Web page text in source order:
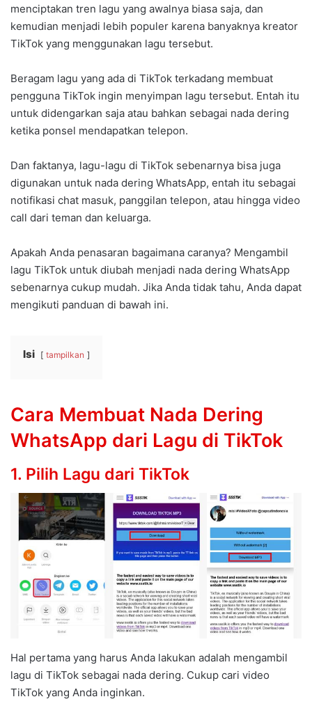
menciptakan tren lagu yang awalnya biasa saja, dan
kemudian menjadi lebih populer karena banyaknya kreator
TikTok yang menggunakan lagu tersebut.
Beragam lagu yang ada di TikTok terkadang membuat
pengguna TikTok ingin menyimpan lagu tersebut. Entah itu
untuk didengarkan saja atau bahkan sebagai nada dering
ketika ponsel mendapatkan telepon.
Dan faktanya, lagu-lagu di TikTok sebenarnya bisa juga
digunakan untuk nada dering WhatsApp, entah itu sebagai
notifikasi chat masuk, panggilan telepon, atau hingga video
call dari teman dan keluarga.
Apakah Anda penasaran bagaimana caranya? Mengambil
lagu TikTok untuk diubah menjadi nada dering WhatsApp
sebenarnya cukup mudah. Jika Anda tidak tahu, Anda dapat
mengikuti panduan di bawah ini.
Isi tampilkan
Cara Membuat Nada Dering
WhatsApp dari Lagu di TikTok
1. Pilih Lagu dari TikTok
Hal pertama yang harus Anda lakukan adalah mengambil
lagu di TikTok sebagai nada dering. Cukup cari video
TikTok yang Anda inginkan.